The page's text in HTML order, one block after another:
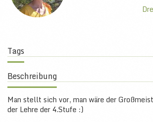
Tags
Beschreibung
Man stellt sich vor, man wäre der
der Lehre der 4.Stufe :)